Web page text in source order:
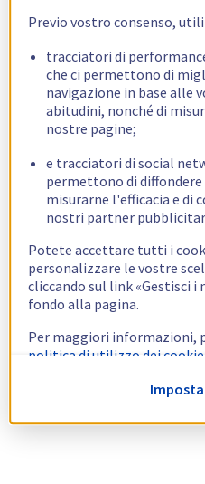
Previo vostro consenso,
tracciatori di
che ci permettono di
navigazione in base alle
abitudini, nonché di
nostre pagine;
e tracciatori di social
permettono di
misurarne l'efficacia e di
nostri partner
Potete accettare tutti i
personalizzare le vostre
cliccando sul link «Gestisci i
fondo alla pagina.
Per maggiori informazioni,
politica di utilizzo dei cookie.